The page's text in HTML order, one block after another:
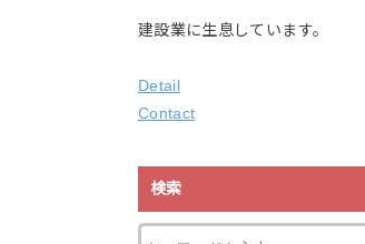
建設業に生息しています。
Detail
Contact
検索